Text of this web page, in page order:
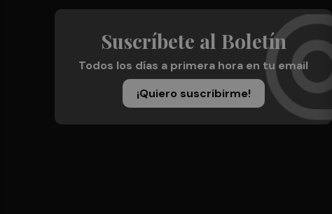
Suscríbete al Boletín
Todos los días a primera hora en tu email
¡Quiero suscribirme!